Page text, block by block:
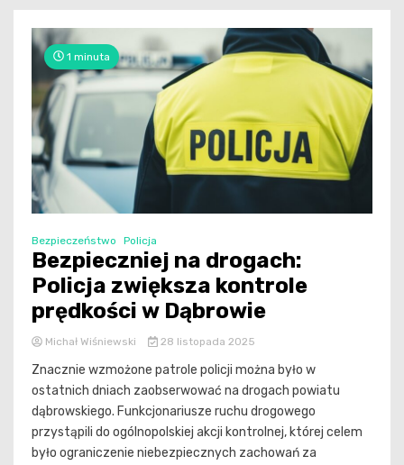
1 minuta
Bezpieczeństwo Policja
Bezpieczniej na drogach:
Policja zwiększa kontrole
prędkości w Dąbrowie
Michał Wiśniewski 28 listopada 2025
Znacznie wzmożone patrole policji można było w
ostatnich dniach zaobserwować na drogach powiatu
dąbrowskiego. Funkcjonariusze ruchu drogowego
przystąpili do ogólnopolskiej akcji kontrolnej, której celem
było ograniczenie niebezpiecznych zachowań za